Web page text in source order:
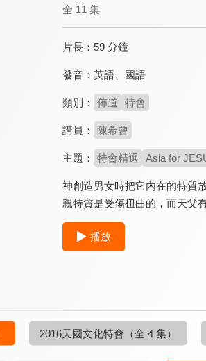
全 11 集
片長： 59 分鐘
發音： 英語 國語
類別： 佈道 特會
講員： 陳希曾
主題： 特會精選 Asia for
神創造男女時把它內在的特質
親特質是受傷扭曲的，而天父
播放
2016天國文化特會 （全 4 集）